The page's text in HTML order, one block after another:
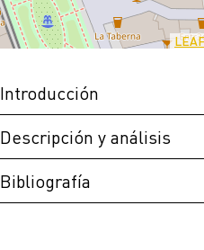
Introducción
Descripción y análisis
Bibliografía